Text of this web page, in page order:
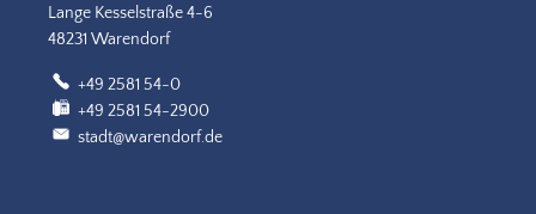
Lange Kesselstraße 4-6
48231 Warendorf
+49 2581 54-0
+49 2581 54-2900
stadt@warendorf.de